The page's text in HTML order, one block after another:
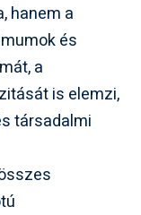
hanem a
és
a
is elemzi,
társadalmi